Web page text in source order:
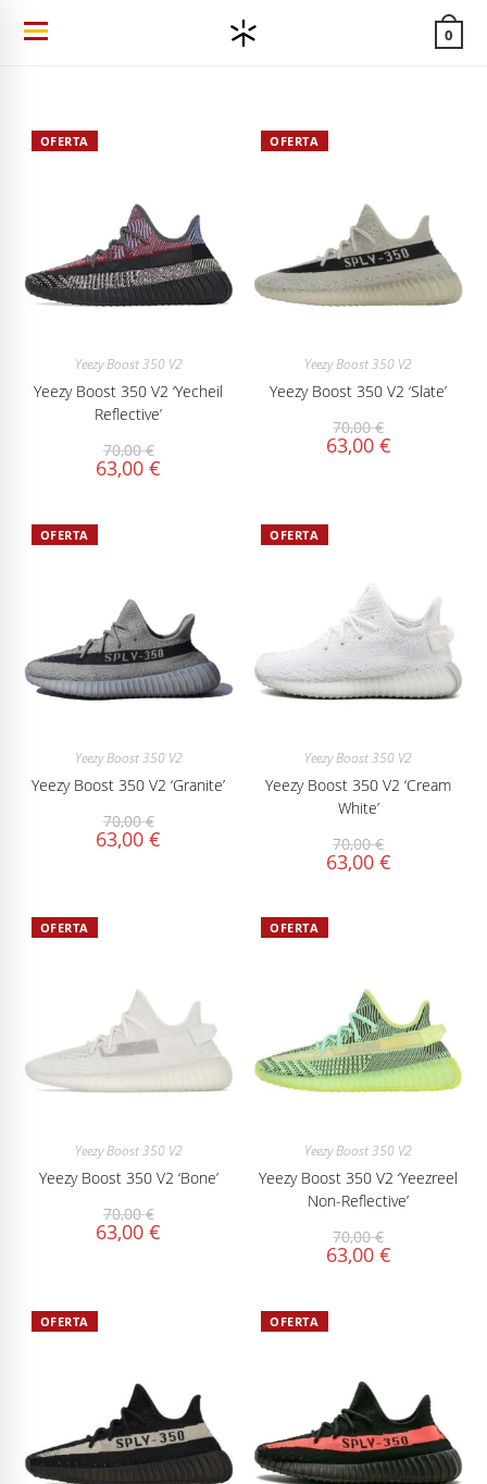
0
OFERTA
Yeezy Boost 350 V2
Yeezy Boost 350 V2 ‘Yecheil
Reflective’
70,00€
63,00€
OFERTA
Yeezy Boost 350 V2
Yeezy Boost 350 V2 ‘Slate’
70,00€
63,00 €
OFERTA
Yeezy Boost 350 V2
Yeezy Boost 350 V2 ‘Granite’
70,00€
63,00€
OFERTA
Yeezy Boost 350 V2
Yeezy Boost 350 V2 ‘Cream
White’
70,00€
63,00 €
OFERTA
Yeezy Boost 350 V2
Yeezy Boost 350 V2 ‘Bone’
70,00€
63,00€
OFERTA
Yeezy Boost 350 V2
Yeezy Boost 350 V2 ‘Yeezreel
Non-Reflective’
70,00€
63,00 €
OFERTA OFERTA